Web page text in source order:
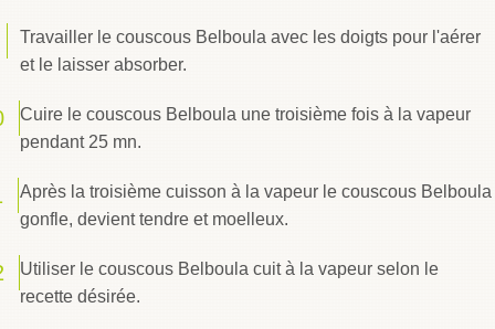
Travailler le couscous Belboula avec les doigts pour l'aérer
et le laisser absorber.
Cuire le couscous Belboula une troisième fois à la vapeur
pendant 25 mn.
Après la troisième cuisson à la vapeur le couscous Belboula
gonfle, devient tendre et moelleux.
Utiliser le couscous Belboula cuit à la vapeur selon le
recette désirée.